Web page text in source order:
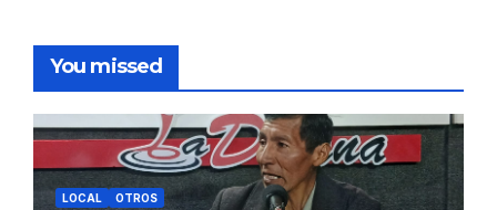
You missed
LOCAL OTROS